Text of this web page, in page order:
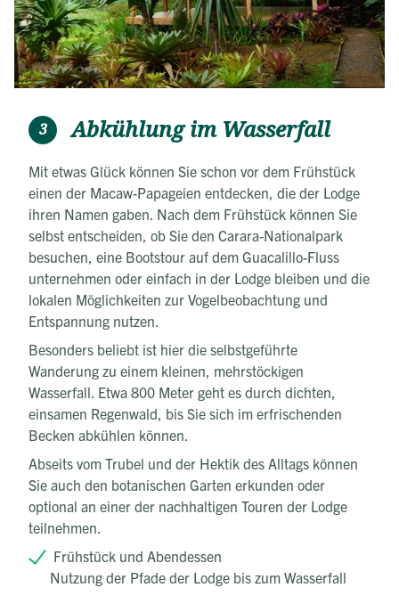
3 Abkühlung im Wasserfall
Mit etwas Glück können Sie schon vor dem Frühstück
einen der Macaw-Papageien entdecken, die der Lodge
ihren Namen gaben. Nach dem Frühstück können Sie
selbst entscheiden, ob Sie den Carara-Nationalpark
besuchen, eine Bootstour auf dem Guacalillo-Fluss
unternehmen oder einfach in der Lodge bleiben und die
lokalen Möglichkeiten zur Vogelbeobachtung und
Entspannung nutzen.
Besonders beliebt ist hier die selbstgeführte
Wanderung zu einem kleinen, mehrstöckigen
Wasserfall. Etwa 800 Meter geht es durch dichten,
einsamen Regenwald, bis Sie sich im erfrischenden
Becken abkühlen können.
Abseits vom Trubel und der Hektik des Alltags können
Sie auch den botanischen Garten erkunden oder
optional an einer der nachhaltigen Touren der Lodge
teilnehmen.
Frühstück und Abendessen
Nutzung der Pfade der Lodge bis zum Wasserfall